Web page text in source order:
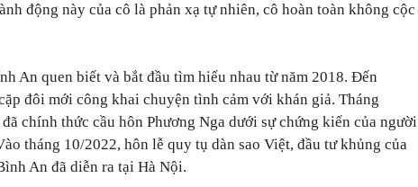
động này của cô là phản xạ tự nhiên, cô hoàn toàn không cộc
An quen biết và bắt đầu tìm hiểu nhau từ năm 2018. Đến
đôi mới công khai chuyện tình cảm với khán giả. Tháng
chính thức cầu hôn Phương Nga dưới sự chứng kiến của người
tháng 10/2022, hôn lễ quy tụ dàn sao Việt, đầu tư khủng của
An đã diễn ra tại Hà Nội.